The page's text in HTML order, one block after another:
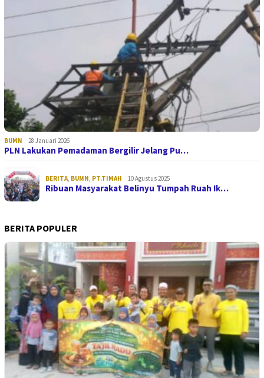
BUMN 28 Januari 2026
PLN Lakukan Pemadaman Bergilir Jelang Pu…
BERITA, BUMN, PT.TIMAH 10 Agustus 2025
Ribuan Masyarakat Belinyu Tumpah Ruah Ik…
BERITA POPULER